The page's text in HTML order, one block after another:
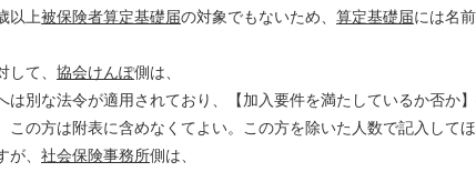
以上被保険者算定基礎届の対象でもないため、 算定基礎届には名
して、 協会けんぽ側は、
は別な法令が適用されており、【加入要件を満たしているか否か
この方は附表に含めなくてよい。この方を除いた人数で記入してほ
が、 社会保険事務所側は、